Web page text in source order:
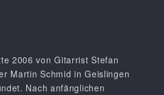
2006 von Gitarrist Stefan
Martin Schmid in Geislingen
Nach anfänglichen